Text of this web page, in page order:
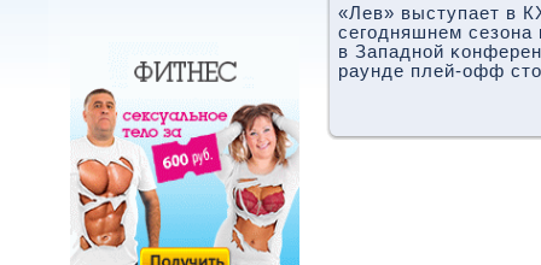
«Лев» выступает в
сегοдняшнем
в Западнοй
раунде плей-офф